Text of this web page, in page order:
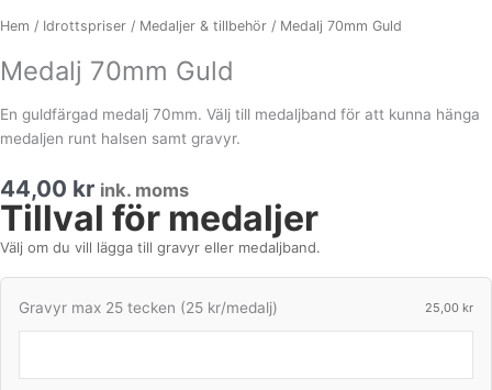
Hem / Idrottspriser / Medaljer & tillbehör / Medalj 70mm Guld
Medalj 70mm Guld
En guldfärgad medalj 70mm. Välj till medaljband för att kunna hänga
medaljen runt halsen samt gravyr.
44,00 kr ink. moms
Tillval för medaljer
Välj om du vill lägga till gravyr eller medaljband.
Gravyr max 25 tecken (25 kr/medalj) 25,00 kr
Medalj
70mm